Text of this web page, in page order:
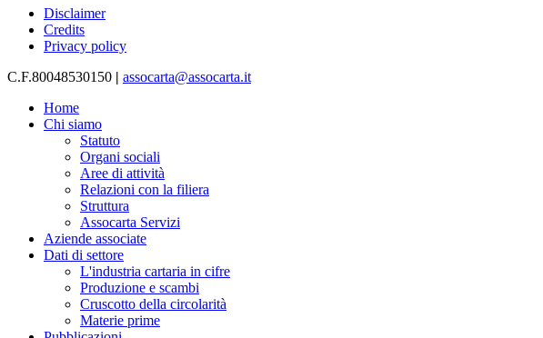
Disclaimer
Credits
Privacy policy
C.F.80048530150 | assocarta@assocarta.it
Home
Chi siamo
Statuto
Organi sociali
Aree di attività
Relazioni con la filiera
Struttura
Assocarta Servizi
Aziende associate
Dati di settore
L'industria cartaria in cifre
Produzione e scambi
Cruscotto della circolarità
Materie prime